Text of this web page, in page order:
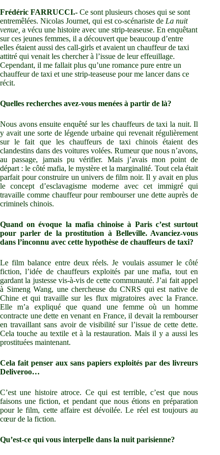
Frédéric FARRUCCI.- Ce sont plusieurs choses qui se sont
entremêlées. Nicolas Journet, qui est co-scénariste de La nuit
venue, a vécu une histoire avec une strip-teaseuse. En enquêtant
sur ces jeunes femmes, il a découvert que beaucoup d’entre
elles étaient aussi des call-girls et avaient un chauffeur de taxi
attitré qui venait les chercher à l’issue de leur effeuillage.
Cependant, il me fallait plus qu’une romance pure entre un
chauffeur de taxi et une strip-teaseuse pour me lancer dans ce
récit.
Quelles recherches avez-vous menées à partir de là?
Nous avons ensuite enquêté sur les chauffeurs de taxi la nuit. Il
y avait une sorte de légende urbaine qui revenait régulièrement
sur le fait que les chauffeurs de taxi chinois étaient des
clandestins dans des voitures volées. Rumeur que nous n’avons,
au passage, jamais pu vérifier. Mais j’avais mon point de
départ : le côté mafia, le mystère et la marginalité. Tout cela était
parfait pour construire un univers de film noir. Il y avait en plus
le concept d’esclavagisme moderne avec cet immigré qui
travaille comme chauffeur pour rembourser une dette auprès de
criminels chinois.
Quand on évoque la mafia chinoise à Paris c’est surtout
pour parler de la prostitution à Belleville. Avanciez-vous
dans l’inconnu avec cette hypothèse de chauffeurs de taxi?
Le film balance entre deux réels. Je voulais assumer le côté
fiction, l’idée de chauffeurs exploités par une mafia, tout en
gardant la justesse vis-à-vis de cette communauté. J’ai fait appel
à Simeng Wang, une chercheuse du CNRS qui est native de
Chine et qui travaille sur les flux migratoires avec la France.
Elle m’a expliqué que quand une femme où un homme
contracte une dette en venant en France, il devait la rembourser
en travaillant sans avoir de visibilité sur l’issue de cette dette.
Cela touche au textile et à la restauration. Mais il y a aussi les
prostituées maintenant.
Cela fait penser aux sans papiers exploités par des livreurs
Deliveroo…
C’est une histoire atroce. Ce qui est terrible, c’est que nous
faisons une fiction, et pendant que nous étions en préparation
pour le film, cette affaire est dévoilée. Le réel est toujours au
cœur de la fiction.
Qu’est-ce qui vous interpelle dans la nuit parisienne?